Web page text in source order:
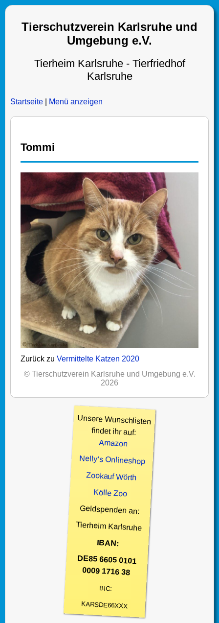
Tierschutzverein Karlsruhe und
Umgebung e.V.
Tierheim Karlsruhe - Tierfriedhof
Karlsruhe
Startseite Menü anzeigen
Tommi
Zurück zu Vermittelte Katzen 2020
© Tierschutzverein Karlsruhe und Umgebung e.V.
2026
Unsere Wunschlisten
findet ihr auf:
Amazon
Nelly’s Onlineshop
Zookauf Wörth
Kölle Zoo
Geldspenden an:
Tierheim Karlsruhe
IBAN:
DE85 6605 0101
0009 1716 38
BIC:
KARSDE66XXX